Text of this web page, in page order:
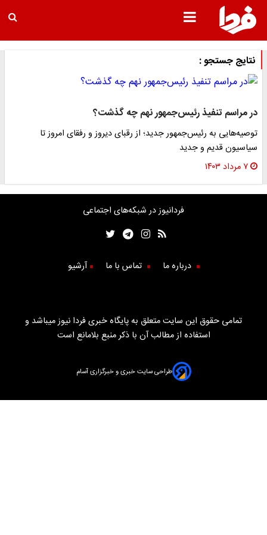
نتایج جستجو :
در مراسم تنفیذ رئیس‌جمهور نهم چه گذشت؟
توصیه‌هایی به رئیس‌جمهور جدید؛ از رقبای دیروز و رفقای امروز تا
سیاسیون قدیم و جدید
۷ مرداد ۱۴۰۳
فردانیوز در شبکه‌های اجتماعی
درباره ما تماس با ما آرشیو
تمامی حقوق این سایت متعلق به پایگاه خبری فردا نیوز میباشد و
استفاده از مطالب آن با ذکر منبع بلامانع است
طراحی سایت خبری و خبرگزاری آسام